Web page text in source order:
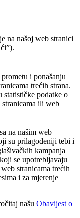
na našoj web stranici
i ponašanju
trećih strana.
podatke o
stranicama ili web
na našim web
su prilagođeniji tebi i
kampanja
se upotrebljavaju
stranicama trećih
i za mjerenje
našu Obavijest o